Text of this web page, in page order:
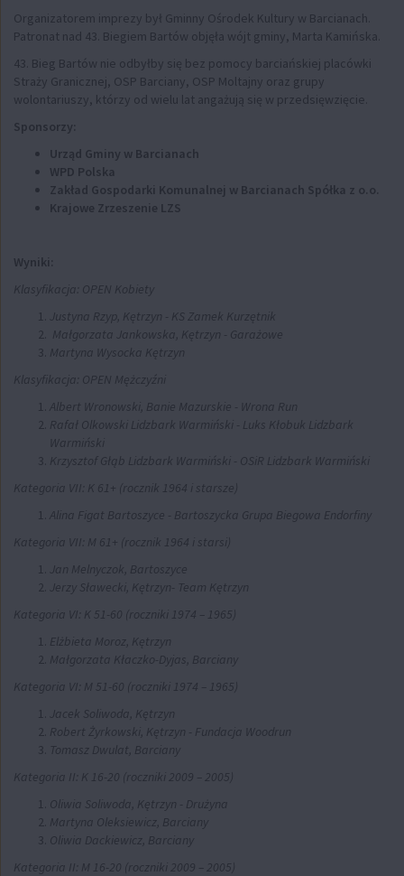
Organizatorem imprezy był Gminny Ośrodek Kultury w Barcianach.
Patronat nad 43. Biegiem Bartów objęła wójt gminy, Marta Kamińska.
43. Bieg Bartów nie odbyłby się bez pomocy barciańskiej placówki
Straży Granicznej, OSP Barciany, OSP Moltajny oraz grupy
wolontariuszy, którzy od wielu lat angażują się w przedsięwzięcie.
Sponsorzy:
Urząd Gminy w Barcianach
WPD Polska
Zakład Gospodarki Komunalnej w Barcianach Spółka z o.o.
Krajowe Zrzeszenie LZS
Wyniki:
Klasyfikacja: OPEN Kobiety
Justyna Rzyp, Kętrzyn - KS Zamek Kurzętnik
Małgorzata Jankowska, Kętrzyn - Garażowe
Martyna Wysocka Kętrzyn
Klasyfikacja: OPEN Mężczyźni
Albert Wronowski, Banie Mazurskie - Wrona Run
Rafał Olkowski Lidzbark Warmiński - Luks Kłobuk Lidzbark
Warmiński
Krzysztof Głąb Lidzbark Warmiński - OSiR Lidzbark Warmiński
Kategoria VII: K 61+ (rocznik 1964 i starsze)
Alina Figat Bartoszyce - Bartoszycka Grupa Biegowa Endorfiny
Kategoria VII: M 61+ (rocznik 1964 i starsi)
Jan Melnyczok, Bartoszyce
Jerzy Sławecki, Kętrzyn- Team Kętrzyn
Kategoria VI: K 51-60 (roczniki 1974 – 1965)
Elżbieta Moroz, Kętrzyn
Małgorzata Kłaczko-Dyjas, Barciany
Kategoria VI: M 51-60 (roczniki 1974 – 1965)
Jacek Soliwoda, Kętrzyn
Robert Żyrkowski, Kętrzyn - Fundacja Woodrun
Tomasz Dwulat, Barciany
Kategoria II: K 16-20 (roczniki 2009 – 2005)
Oliwia Soliwoda, Kętrzyn - Drużyna
Martyna Oleksiewicz, Barciany
Oliwia Dackiewicz, Barciany
Kategoria II: M 16-20 (roczniki 2009 – 2005)